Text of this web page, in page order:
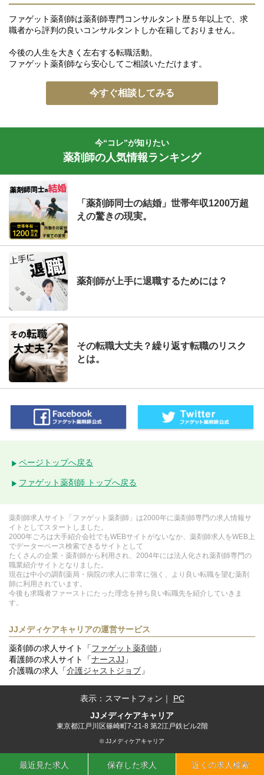
ファゲット薬剤師は薬剤師専門コンサルタント歴５年以上で、求
職者から評判の良いコンサルタントしか在籍しておりません。
今後の人生を大きく左右する転職活動。
ファゲット薬剤師なら安心してご相談いただけます。
今すぐ相談してみる
今“コレ”が知りたい
薬剤師の人気情報ランキング
「薬剤師同士の結婚」世帯年収1200万超
えの驚きの現実。
薬剤師が上手に退職するためには？
その転職大丈夫？繰り返す転職のリスク
とは。
ページトップへ戻る
ファゲット薬剤師 トップへ戻る
薬剤師求人サイト「ファゲット薬剤師」は2000年に薬剤師専門の求人情報サ
イトとしてスタートしました。
2000年ごろは大手紹介会社でもWEBサイトがないなか、薬剤師求人をWEB上
でデーターベース検索できるサイトとして
たくさんの企業・薬剤師から利用され、2004年には法人化され薬剤師専門の
職業紹介サイトとなりました。
現在は中小の調剤薬局・病院の求人に非常に強く、より良い転職を望む薬剤
師に利用されています。
今後も求職者ファーストにたった理念を持ち良い転職先を紹介していきま
す。
JJメディケアキャリアの運営サービス
薬剤師の求人サイト「ファゲット薬剤師 」
看護師の求人サイト「ナースJJ 」
介護職の求人「介護ジャストジョブ 」
表示： スマートフォン ｜ PC
JJメディケアキャリア
東京都江戸川区篠崎町7-21-8 第2江戸鉄ビル2階
© JJメディケアキャリア
最近見た求人 保存した求人 近くの求人検索